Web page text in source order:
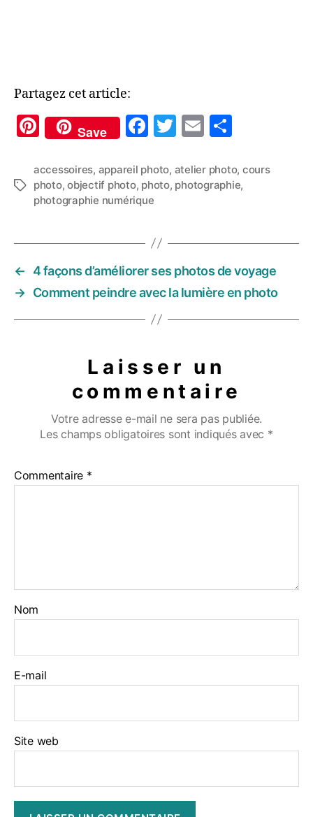
Partagez cet article:
Pi
nt
er
es
Save
F
c
e
o
k
T
itt
er
E
ai
l
rt
a
er
Étiquettes
accessoires, appareil photo, atelier photo, cours
photo,objectif photo, photo, photographie,
photographie numérique
←
4 façons d’améliorer ses photos de voyage
→ Comment peindre avec la lumière en photo
Laisser un
commentaire
Votre adresse e-mail ne sera pas publiée.
Les champs obligatoires sont indiqués avec *
Commentaire *
Nom
E-mail
Site web